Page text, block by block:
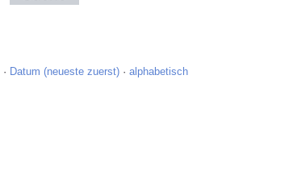
· Datum (neueste zuerst) · alphabetisch